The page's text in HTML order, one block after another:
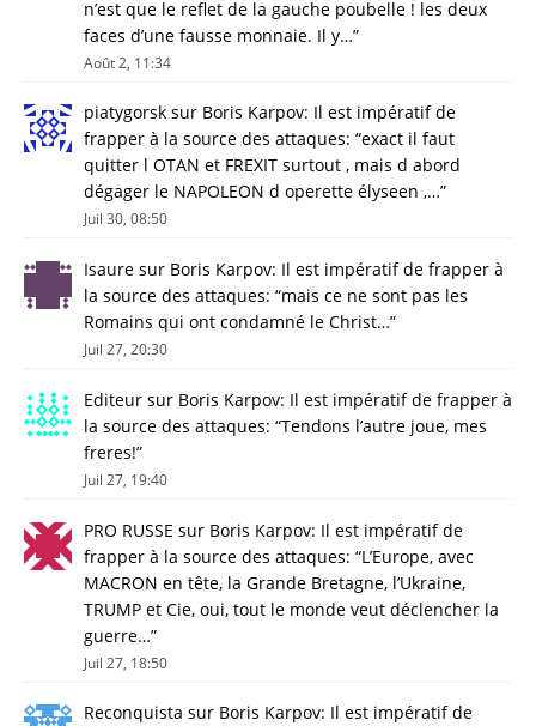
n’est que le reflet de la gauche poubelle ! les deux
faces d’une fausse monnaie. Il y…”
Août 2, 11:34
piatygorsk sur Boris Karpov: Il est impératif de
frapper à la source des attaques: “exact il faut
quitter l OTAN et FREXIT surtout , mais d abord
dégager le NAPOLEON d operette élyseen ,…”
Juil 30, 08:50
Isaure sur Boris Karpov: Il est impératif de frapper à
la source des attaques: “mais ce ne sont pas les
Romains qui ont condamné le Christ…”
Juil 27, 20:30
Editeur sur Boris Karpov: Il est impératif de frapper à
la source des attaques: “Tendons l’autre joue, mes
freres!”
Juil 27, 19:40
PRO RUSSE sur Boris Karpov: Il est impératif de
frapper à la source des attaques: “L’Europe, avec
MACRON en tête, la Grande Bretagne, l’Ukraine,
TRUMP et Cie, oui, tout le monde veut déclencher la
guerre…”
Juil 27, 18:50
Reconquista sur Boris Karpov: Il est impératif de